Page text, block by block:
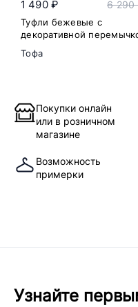
1 490 ₽ 6 290
Туфли бежевые с
декоративной
Тофа
Покупки онлайн
или в розничном
магазине
Возможность
примерки
Узнайте